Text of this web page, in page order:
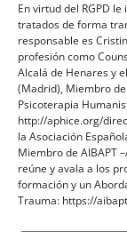
En virtud del RGPD
tratados de forma
responsable es
profesión como
Alcalá de Henares y
(Madrid), Miembro
Psicoterapia
http://aphice.org/
la Asociación
Miembro de AIBAPT
reúne y avala a los
formación y un
Trauma: https://
Sobre mi
Contacto
Blog